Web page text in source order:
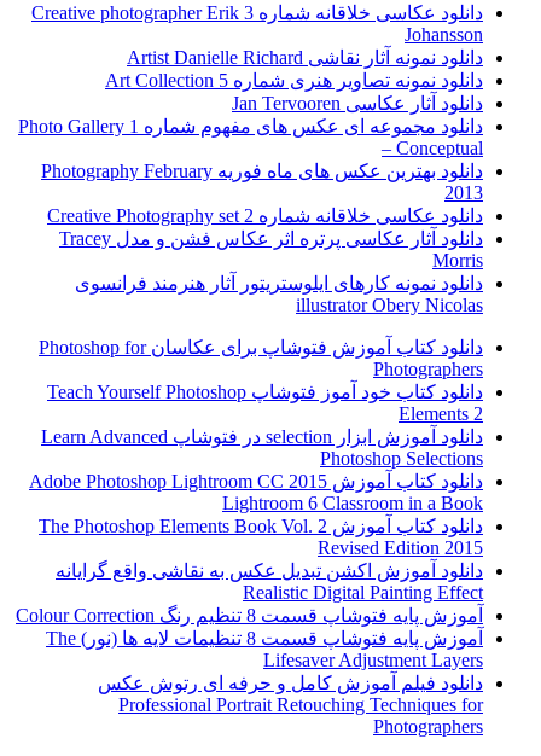
دانلود عکاسی خلاقانه شماره 3 Creative photographer Erik
Johansson
دانلود نمونه آثار نقاشی Artist Danielle Richard
دانلود نمونه تصاویر هنری شماره 5 Art Collection
دانلود آثار عکاسی Jan Tervooren
دانلود مجموعه ای عکس های مفهوم شماره 1 Photo Gallery
– Conceptual
دانلود بهترین عکس های ماه فوریه Photography February
2013
دانلود عکاسی خلاقانه شماره 2 Creative Photography set
دانلود آثار عکاسی پرتره اثر عکاس فشن و مدل Tracey
Morris
دانلود نمونه کارهای ایلوستریتور آثار هنرمند فرانسوی
illustrator Obery Nicolas
دانلود کتاب آموزش فتوشاپ برای عکاسان Photoshop for
Photographers
دانلود کتاب خود آموز فتوشاپ Teach Yourself Photoshop
Elements 2
دانلود آموزش ابزار selection در فتوشاپ Learn Advanced
Photoshop Selections
دانلود کتاب آموزش Adobe Photoshop Lightroom CC 2015
Lightroom 6 Classroom in a Book
دانلود کتاب آموزش The Photoshop Elements Book Vol. 2
Revised Edition 2015
دانلود آموزش اکشن تبدیل عکس به نقاشی واقع گرایانه
Realistic Digital Painting Effect
آموزش پایه فتوشاپ قسمت 8 تنظیم رنگ Colour Correction
آموزش پایه فتوشاپ قسمت 8 تنظیمات لایه ها (نور) The
Lifesaver Adjustment Layers
دانلود فیلم آموزش کامل و حرفه ای رتوش عکس
Professional Portrait Retouching Techniques for
Photographers